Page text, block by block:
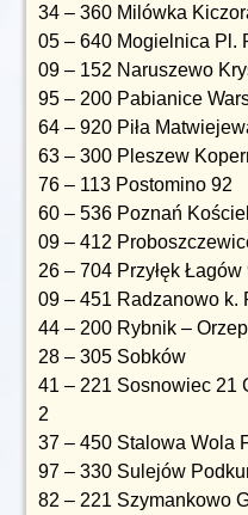
34 – 360 Milówka
05 – 640 Mogielnica Pl.
09 – 152 Naruszewo
95 – 200 Pabianice
64 – 920 Piła
63 – 300 Pleszew
76 – 113 Postomino 92
60 – 536 Poznań
09 – 412
26 – 704 Przyłęk Łagów
09 – 451 Radzanowo k.
44 – 200 Rybnik –
28 – 305 Sobków
41 – 221 Sosnowiec 21
2
37 – 450 Stalowa Wola
97 – 330 Sulejów
82 – 221 Szymankowo